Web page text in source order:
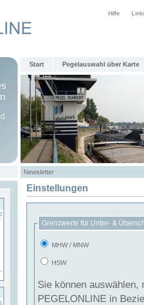
Hilfe
Start Pegelauswahl über Karte
Newsletter
Einstellungen
Grenzwerte für Unter- &
MHW / MNW
HSW
Sie können
PEGELONLINE in Beziehung